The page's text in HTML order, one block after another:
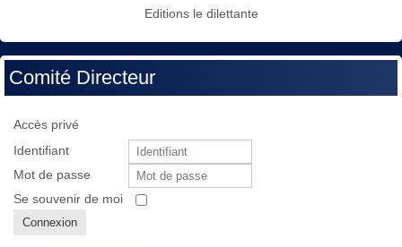
Editions le dilettante
Comité Directeur
Accès privé
Identifiant
Mot de passe
Se souvenir de moi
Connexion